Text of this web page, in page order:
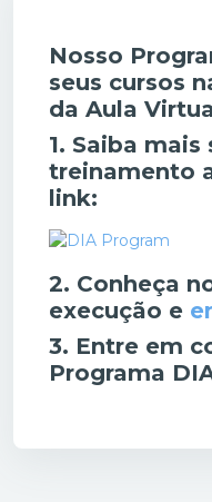
Nosso
seus cursos
da Aula
1. Saiba
treinamento
link:
2. Conheça
execução e
3. Entre em
Programa